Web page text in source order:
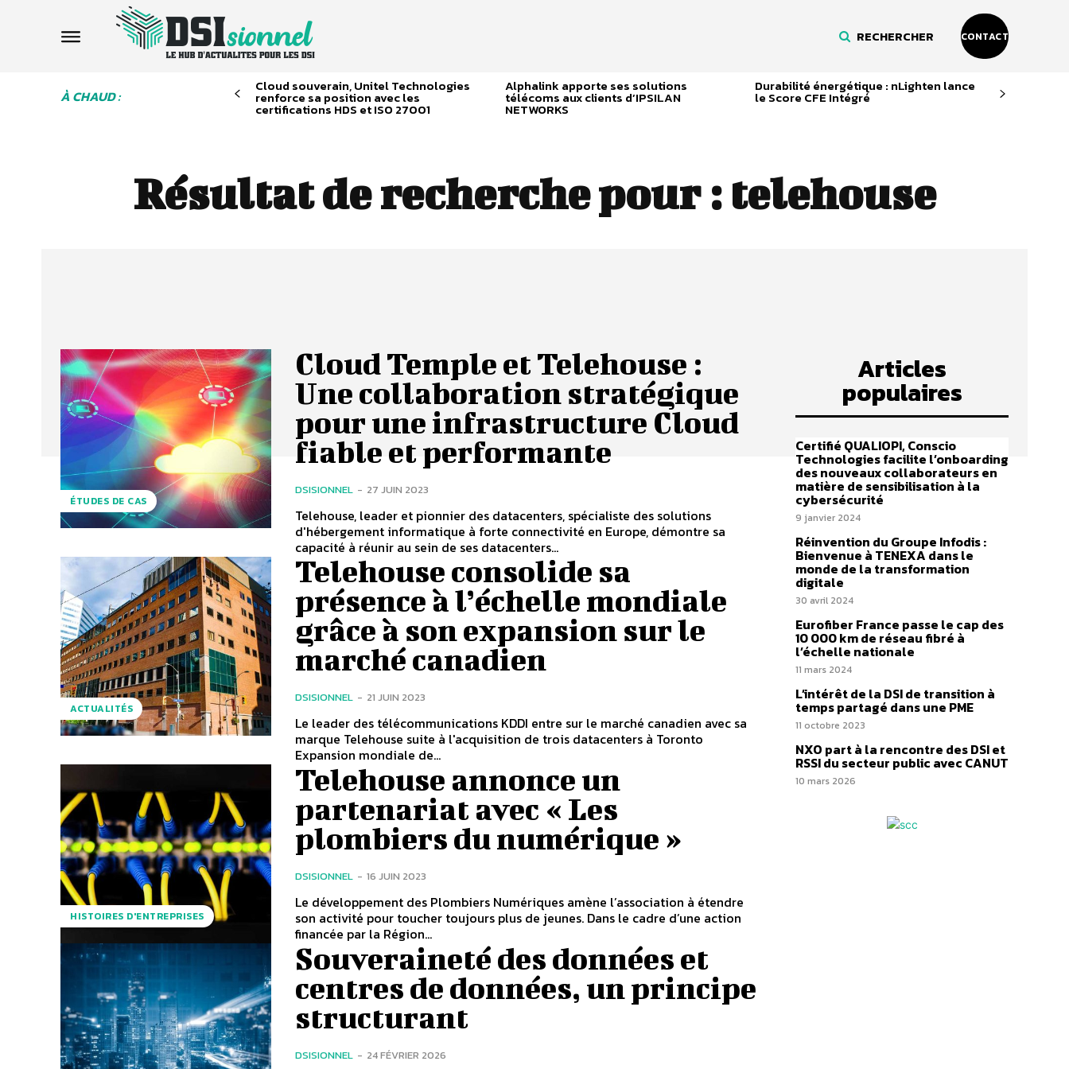
RECHERCHER CONTACT
À CHAUD :
Cloud souverain, Unitel Technologies
renforce sa position avec les
certifications HDS et ISO 27001
Alphalink apporte ses solutions
télécoms aux clients d’IPSILAN
NETWORKS
Durabilité énergétique : nLighten lance
le Score CFE Intégré
Résultat de recherche pour : telehouse
ÉTUDES DE CAS
Cloud Temple et Telehouse :
Une collaboration stratégique
pour une infrastructure Cloud
fiable et performante
DSISIONNEL - 27 JUIN 2023
Telehouse, leader et pionnier des datacenters, spécialiste des solutions
d'hébergement informatique à forte connectivité en Europe, démontre sa
capacité à réunir au sein de ses datacenters...
ACTUALITÉS
Telehouse consolide sa
présence à l’échelle mondiale
grâce à son expansion sur le
marché canadien
DSISIONNEL - 21 JUIN 2023
Le leader des télécommunications KDDI entre sur le marché canadien avec sa
marque Telehouse suite à l'acquisition de trois datacenters à Toronto
Expansion mondiale de...
HISTOIRES D'ENTREPRISES
Telehouse annonce un
partenariat avec « Les
plombiers du numérique »
DSISIONNEL - 16 JUIN 2023
Le développement des Plombiers Numériques amène l’association à étendre
son activité pour toucher toujours plus de jeunes. Dans le cadre d’une action
financée par la Région...
Souveraineté des données et
centres de données, un principe
structurant
DSISIONNEL - 24 FÉVRIER 2026
Articles
populaires
Certifié QUALIOPI, Conscio
Technologies facilite l’onboarding
des nouveaux collaborateurs en
matière de sensibilisation à la
cybersécurité
9 janvier 2024
Réinvention du Groupe Infodis :
Bienvenue à TENEXA dans le
monde de la transformation
digitale
30 avril 2024
Eurofiber France passe le cap des
10 000 km de réseau fibré à
l’échelle nationale
11 mars 2024
L’intérêt de la DSI de transition à
temps partagé dans une PME
11 octobre 2023
NXO part à la rencontre des DSI et
RSSI du secteur public avec CANUT
10 mars 2026